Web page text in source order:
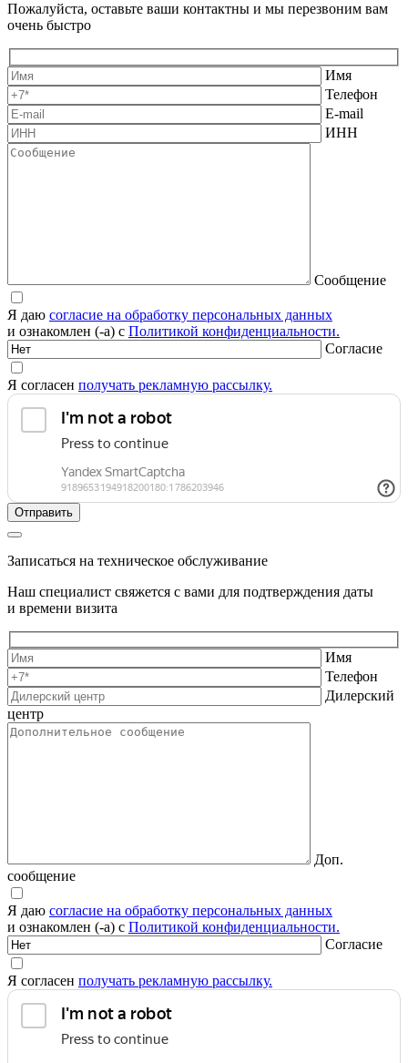
Пожалуйста, оставьте ваши контактны и мы перезвоним вам
очень быстро
Имя
Телефон
E-mail
ИНН
Сообщение
Я даю согласие на обработку персональных данных
и ознакомлен (-а) с Политикой конфиденциальности.
Согласие
Я согласен получать рекламную рассылку.
Записаться на техническое обслуживание
Наш специалист свяжется с вами для подтверждения даты
и времени визита
Имя
Телефон
Дилерский
центр
Доп.
сообщение
Я даю согласие на обработку персональных данных
и ознакомлен (-а) с Политикой конфиденциальности.
Согласие
Я согласен получать рекламную рассылку.